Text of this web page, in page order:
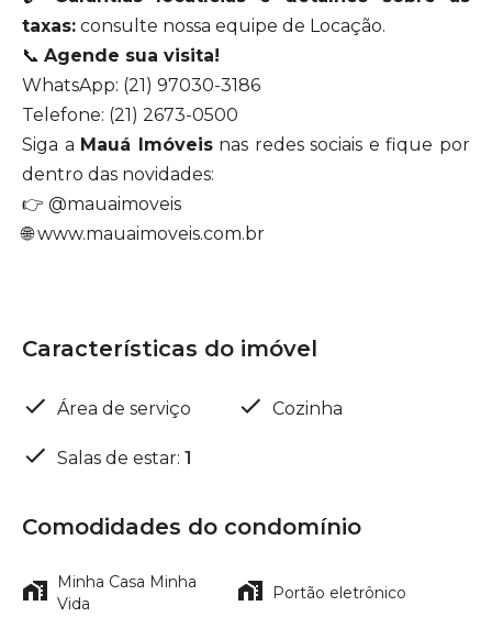
taxas: consulte nossa equipe de Locação.
📞 Agende sua visita!
WhatsApp: (21) 97030-3186
Telefone: (21) 2673-0500
Siga a Mauá Imóveisnas redes sociais e fique por
dentro das novidades:
👉 @mauaimoveis
🌐 www.mauaimoveis.com.br
Características do imóvel
Área de serviço Cozinha
Salas de estar: 1
Comodidades do condomínio
Minha Casa Minha
Vida
Portão eletrônico